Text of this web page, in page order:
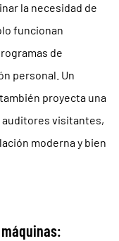
la necesidad de
funcionan
de
personal. Un
proyecta una
auditores visitantes,
moderna y bien